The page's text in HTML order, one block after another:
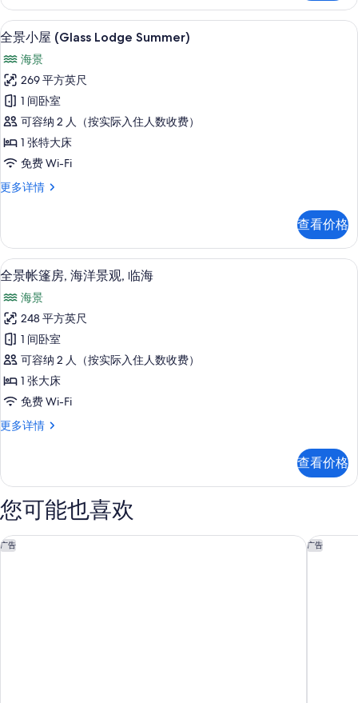
有
照
片
卧
室
(Glass)
多
信
息
显
全
景
小
屋
(Glass
Lodge
Summer)
有
照
片
6
全景小屋 (Glass Lodge Summer)
海景
269 平方英尺
1 间卧室
可容纳 2 人（按实际入住人数收费）
1 张特大床
免费 Wi-Fi
更多详情
全
(Glass
Lodge
Summer)
多
信
息
查看价格
显
全
景
帐
篷
房,
洋
观,
临
海
的
全景帐篷房, 海洋景观, 临海 | 隔音、免
6
全景帐篷房, 海洋景观, 临海
海景
248 平方英尺
1 间卧室
可容纳 2 人（按实际入住人数收费）
1 张大床
免费 Wi-Fi
更多详情
全
房,
海
洋
景
观,
临
查看价格
您可能也喜欢
广告
Moxy Tromso（摩克希特罗姆索） 广告
克拉丽